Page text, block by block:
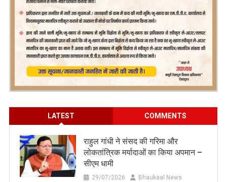
LATEST COMMENTS
राहुल गांधी ने संसद की गरिमा और
लोकतांत्रिक मर्यादाओं का किया अपमान –
सीएम धामी
29/07/2026 Bhaukaal News